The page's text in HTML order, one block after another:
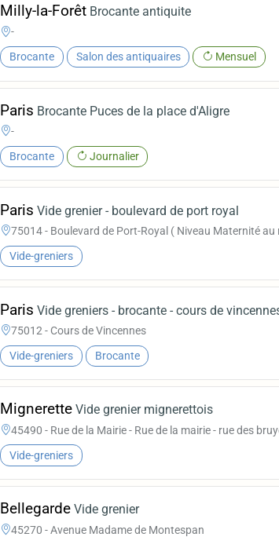
Milly-la-Forêt Brocante antiquite
-
Brocante Salon des antiquaires Mensuel
Paris Brocante Puces de la place d'Aligre
-
Brocante Journalier
Paris Vide grenier - boulevard de port royal
75014 - Boulevard de Port-Royal ( Niveau Maternité au
Vide-greniers
Paris Vide greniers - brocante - cours de
75012 - Cours de Vincennes
Vide-greniers Brocante
Mignerette Vide grenier mignerettois
45490 - Rue de la Mairie - Rue de la mairie - rue des
Vide-greniers
Bellegarde Vide grenier
45270 - Avenue Madame de Montespan